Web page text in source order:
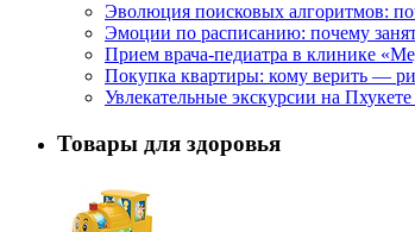
Эволюция поисковых алгоритмов:
Эмоции по расписанию: почему
Прием врача-педиатра в клинике
Покупка квартиры: кому верить —
Увлекательные экскурсии на
Товары для здоровья